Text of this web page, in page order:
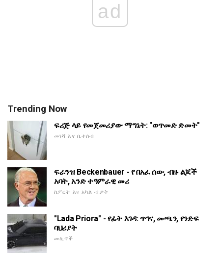
ad
Trending Now
ፍሪጅ ላይ የመጀመሪያው ማግኔት: "ወጥመድ ድመት"
መነሻ እና ቤተሰብ
ፍራንዝ Beckenbauer - የ በአፈ ሰው, ብዙ ልጆች
አባት, አንድ ተዓምራዊ መሪ
ስፖርት እና አካል ብቃት
"Lada Priora" - የፊት እገዳ: ጥገና, መጫን, የንድፍ
ባህሪያት
መኪኖች